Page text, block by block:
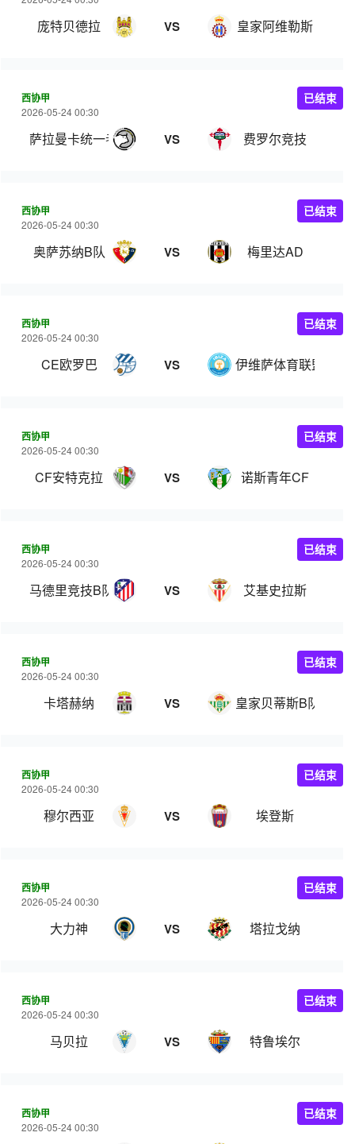
庞特贝德拉 VS 皇家阿维勒斯
西协甲
2026-05-24 00:30
萨拉曼卡统一者 VS 费罗尔竞技
已结束
西协甲
2026-05-24 00:30
奥萨苏纳B队 VS 梅里达AD
已结束
西协甲
2026-05-24 00:30
CE欧罗巴 VS 伊维萨体育联盟
已结束
西协甲
2026-05-24 00:30
CF安特克拉 VS 诺斯青年CF
已结束
西协甲
2026-05-24 00:30
马德里竞技B队 VS 艾基史拉斯
已结束
西协甲
2026-05-24 00:30
卡塔赫纳 VS 皇家贝蒂斯B队
已结束
西协甲
2026-05-24 00:30
穆尔西亚 VS 埃登斯
已结束
西协甲
2026-05-24 00:30
大力神 VS 塔拉戈纳
已结束
西协甲
2026-05-24 00:30
马贝拉 VS 特鲁埃尔
已结束
西协甲
2026-05-24 00:30
已结束